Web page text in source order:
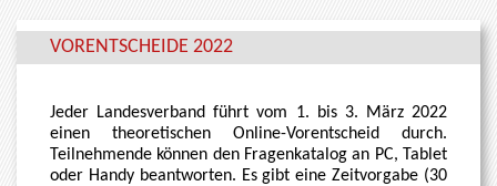
VORENTSCHEIDE 2022
Jeder Landesverband führt vom 1. bis 3. März 2022
einen theoretischen Online-Vorentscheid durch.
Teilnehmende können den Fragenkatalog an PC, Tablet
oder Handy beantworten. Es gibt eine Zeitvorgabe (30